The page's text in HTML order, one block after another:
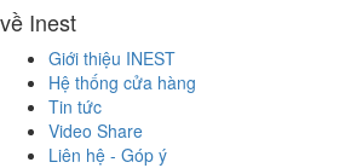
về Inest
Giới thiệu INEST
Hệ thống cửa hàng
Tin tức
Video Share
Liên hệ - Góp ý